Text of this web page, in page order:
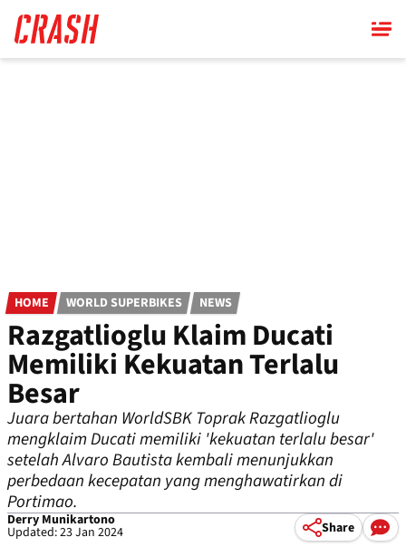
main
content
HOME WORLD SUPERBIKES NEWS
Razgatlioglu Klaim Ducati
Memiliki Kekuatan Terlalu
Besar
Juara bertahan WorldSBK Toprak Razgatlioglu
mengklaim Ducati memiliki 'kekuatan terlalu besar'
setelah Alvaro Bautista kembali menunjukkan
perbedaan kecepatan yang menghawatirkan di
Portimao.
Derry Munikartono
Updated: 23 Jan 2024 Share